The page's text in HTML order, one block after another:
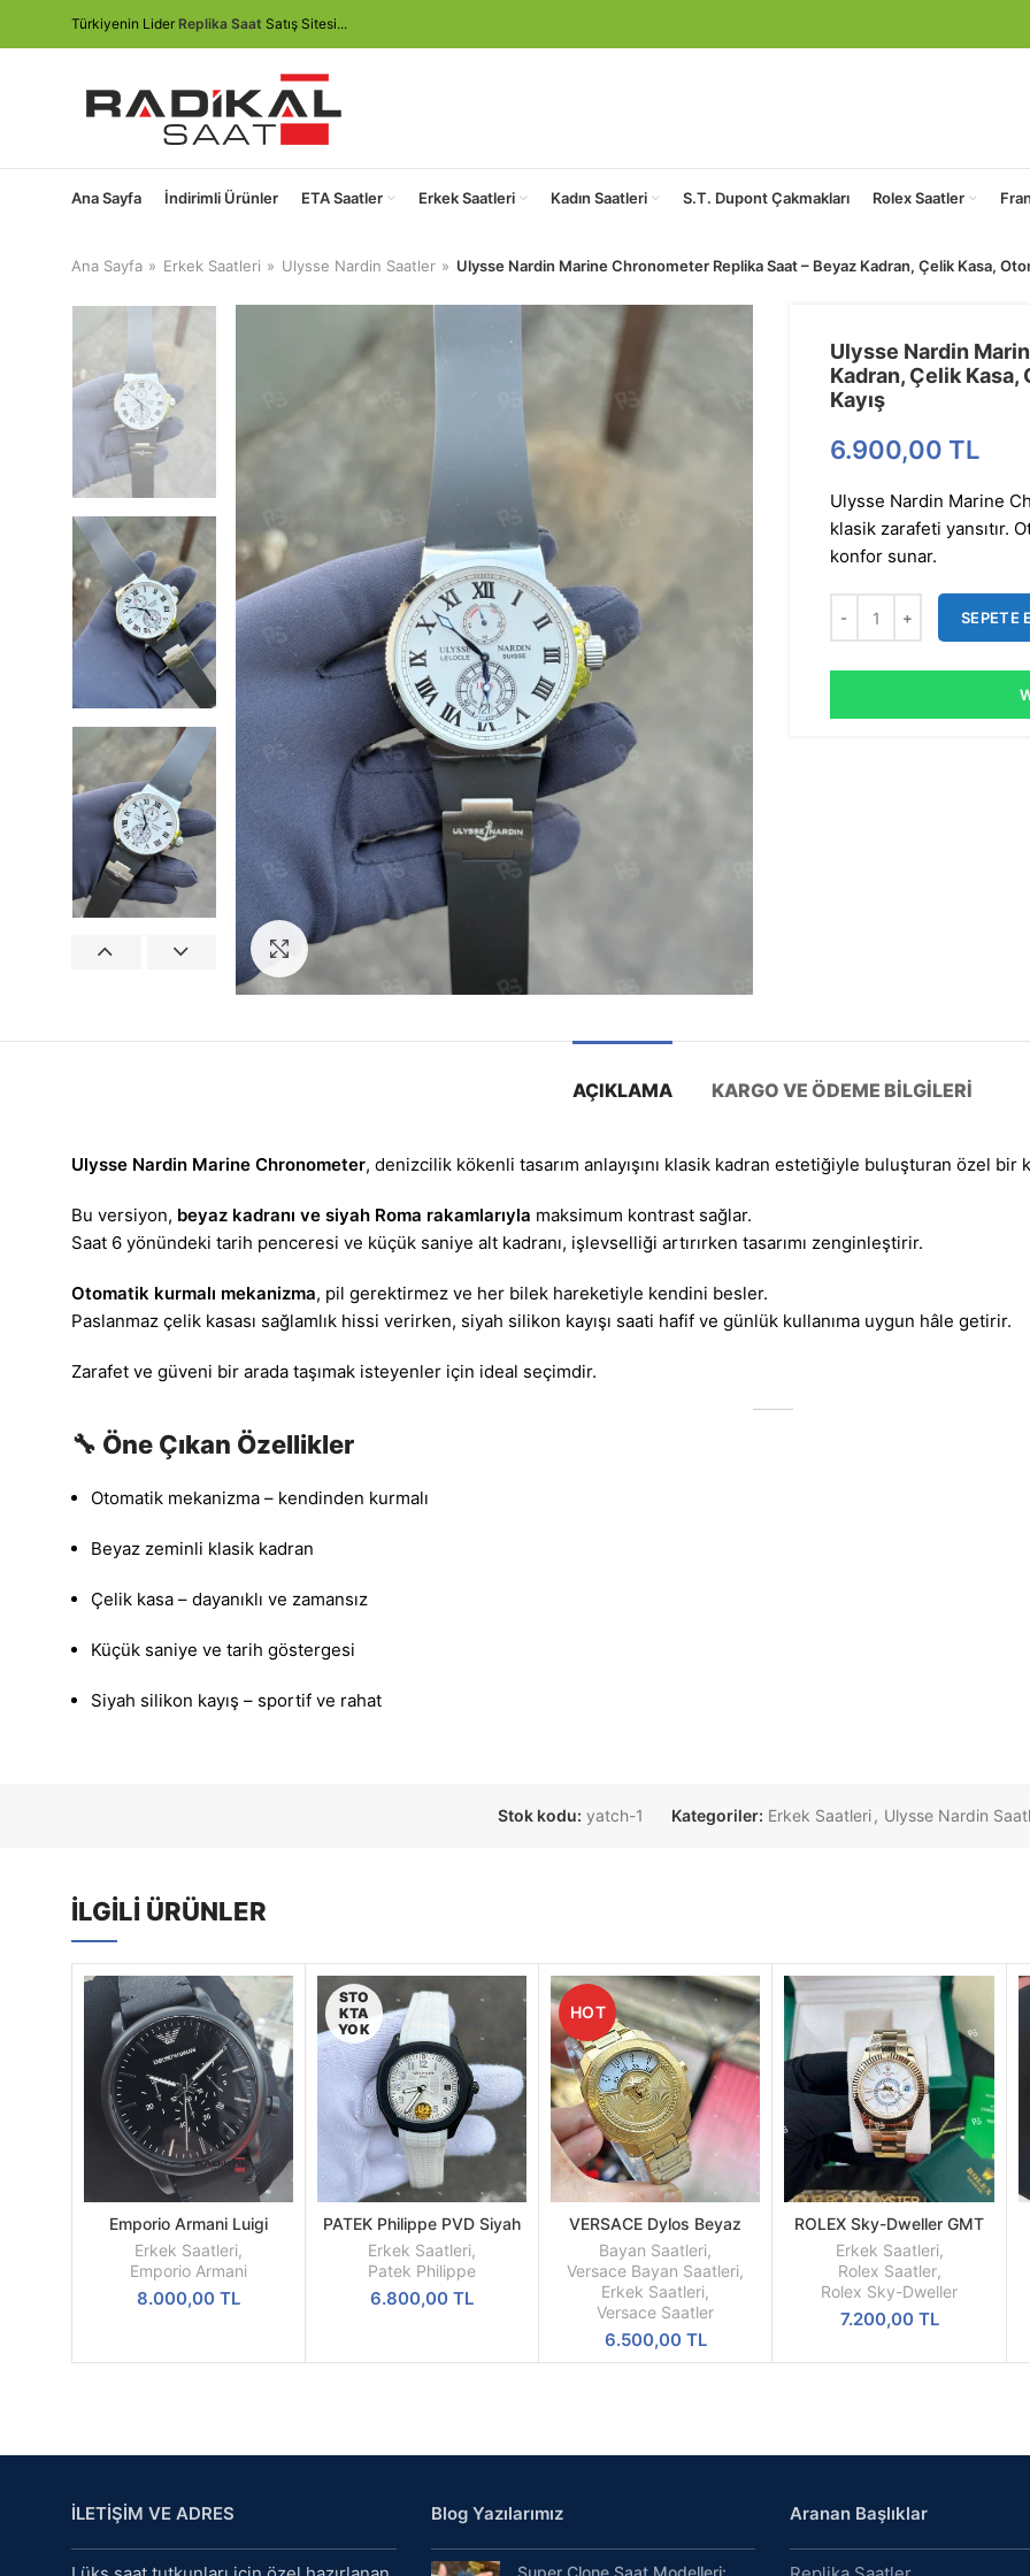
Türkiyenin Lider Replika Saat Satış Sitesi...
Ana Sayfa İndirimli Ürünler ETA Saatler Erkek Saatleri Kadın Saatleri S.T. Dupont Çakmakları Rolex Saatler
Ana Sayfa Erkek Saatleri Ulysse Nardin Saatler Ulysse Nardin Marine Chronometer Replika Saat – Beyaz Kadran, Çelik Kasa,
Görseli Büyütün
Ulysse Nardin
Kadran, Çelik
Kayış
6.900,00 TL
Ulysse Nardin Marine
klasik zarafeti yansıtır.
konfor sunar.
SEPETE
AÇIKLAMA KARGO VE ÖDEME BILGILERI
Ulysse Nardin Marine Chronometer, denizcilik kökenli tasarım anlayışını klasik kadran estetiğiyle buluşturan özel bir
Bu versiyon, beyaz kadranı ve siyah Roma rakamlarıyla maksimum kontrast sağlar.
Saat 6 yönündeki tarih penceresi ve küçük saniye alt kadranı, işlevselliği artırırken tasarımı zenginleştirir.
Otomatik kurmalı mekanizma, pil gerektirmez ve her bilek hareketiyle kendini besler.
Paslanmaz çelik kasası sağlamlık hissi verirken, siyah silikon kayışı saati hafif ve günlük kullanıma uygun hâle getirir.
Zarafet ve güveni bir arada taşımak isteyenler için ideal seçimdir.
🔧 Öne Çıkan Özellikler
Otomatik mekanizma – kendinden kurmalı
Beyaz zeminli klasik kadran
Çelik kasa – dayanıklı ve zamansız
Küçük saniye ve tarih göstergesi
Siyah silikon kayış – sportif ve rahat
Stok kodu: yatch-1 Kategoriler: Erkek Saatleri, Ulysse Nardin
İLGILI ÜRÜNLER
SEPETE
EKLE
Emporio Armani Luigi
AR1918 Replika Erkek Kol
Saati
Erkek Saatleri,
Emporio Armani
8.000,00TL
STO
KTA
YOK
DEVAMINI
OKU
PATEK Philippe PVD Siyah
Kasa Beyaz Silikon Kordon
Erkek Saatleri,
Patek Philippe
6.800,00TL
HOT
SEPETE
EKLE
VERSACE Dylos Beyaz
Kadran Sarı Kasa
Bayan Saatleri,
Versace Bayan Saatleri,
Erkek Saatleri,
Versace Saatler
6.500,00 TL
SEPETE
EKLE
ROLEX Sky-Dweller GMT
Beyaz Kadran Sarı Kasa
Erkek Saati
Erkek Saatleri,
Rolex Saatler,
Rolex Sky-Dweller
7.200,00 TL
İLETİŞİM VE ADRES Blog Yazılarımız Aranan Başlıklar